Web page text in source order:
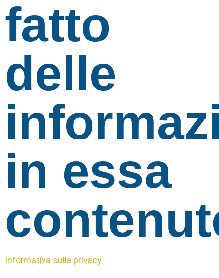
fatto
delle
in essa
Informativa sulla privacy